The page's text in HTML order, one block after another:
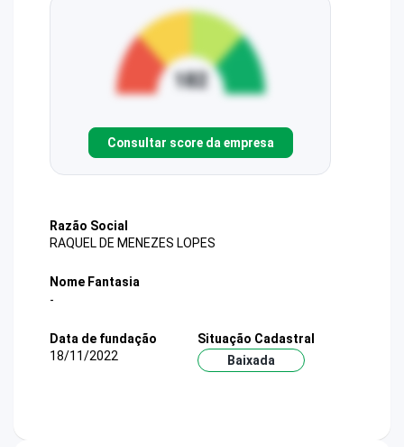
Consultar score da empresa
Razão Social
RAQUEL DE MENEZES LOPES
Nome Fantasia
-
Data de fundação
18/11/2022
Situação Cadastral
Baixada